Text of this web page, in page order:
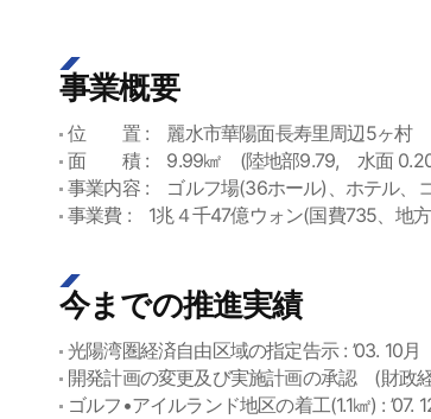
事業概要
位 置 : 麗水市華陽面長寿里周辺5ヶ村
面 積 : 9.99㎢ (陸地部9.79, 水面
事業内容 : ゴルフ場(36ホール)、ホテル、
事業費 : 1兆４千47億ウォン(国費735、地方
今までの推進実績
光陽湾圏経済自由区域の指定告示 : ’03. 10月
開発計画の変更及び実施計画の承認 (財政経
ゴルフ•アイルランド地区の着工(1.1㎢) : ’07.